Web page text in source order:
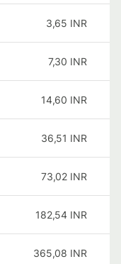
3,65 INR
7,30 INR
14,60 INR
36,51 INR
73,02 INR
182,54 INR
365,08 INR